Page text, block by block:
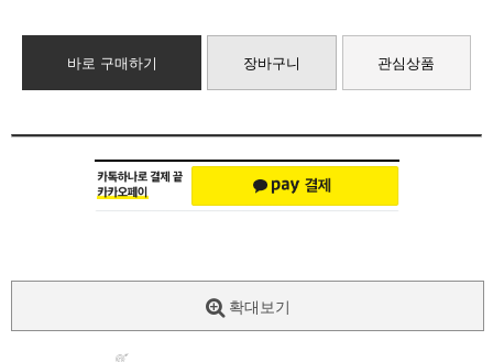
바로 구매하기 장바구니 관심상품
확대보기